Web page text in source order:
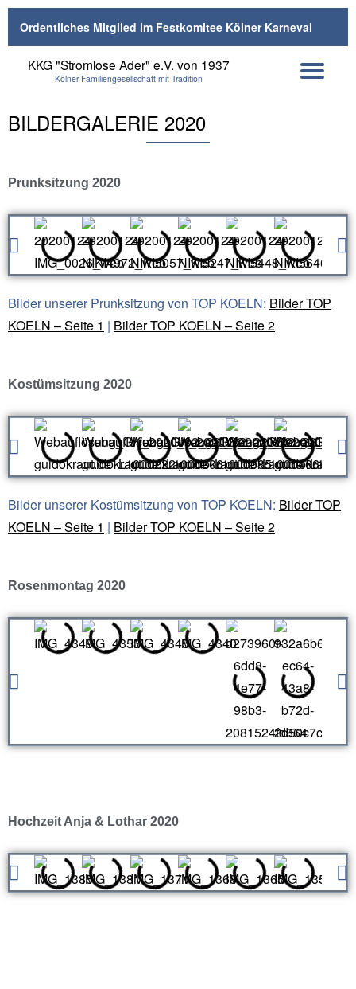
Skip
Ordentliches Mitglied im Festkomitee Kölner Karneval
KKG "Stromlose Ader" e.V. von 1937
Kölner Familiengesellschaft mit Tradition
BILDERGALERIE 2020
Prunksitzung 2020
Bilder unserer Prunksitzung von TOP KOELN: Bilder TOP
KOELN – Seite 1 | Bilder TOP KOELN – Seite 2
Kostümsitzung 2020
Bilder unserer Kostümsitzung von TOP KOELN: Bilder TOP
KOELN – Seite 1 | Bilder TOP KOELN – Seite 2
Rosenmontag 2020
Hochzeit Anja & Lothar 2020